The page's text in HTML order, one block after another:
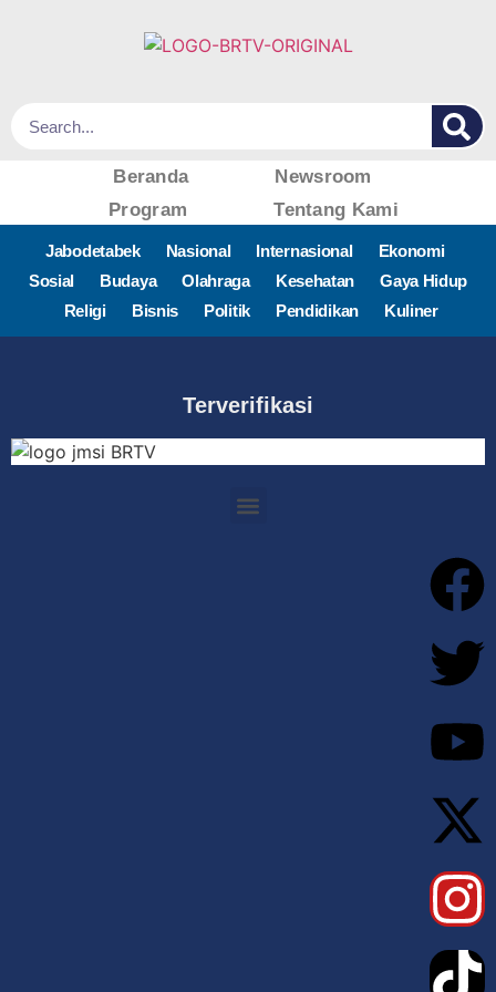
Beranda
Newsroom
Program
Tentang Kami
Jabodetabek Nasional Internasional
Ekonomi
Sosial
Budaya Olahraga Kesehatan
Gaya Hidup
Religi
Bisnis Politik Pendidikan Kuliner
Terverifikasi